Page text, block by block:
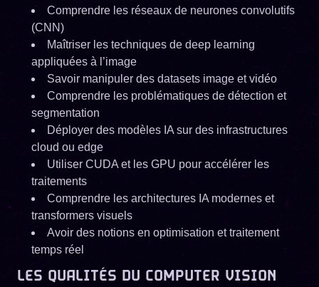
Comprendre les réseaux de neurones convolutifs
(CNN)
Maîtriser les techniques de deep learning
appliquées à l’image
Savoir manipuler des datasets image et vidéo
Comprendre les problématiques de détection et
segmentation
Déployer des modèles IA sur des infrastructures
cloud ou edge
Utiliser CUDA et les GPU pour accélérer les
traitements
Comprendre les architectures IA modernes et
transformers visuels
Avoir des notions en optimisation et traitement
temps réel
LES QUALITÉS DU COMPUTER VISION